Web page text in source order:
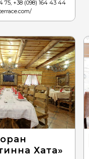
75, +38 (098) 164 43 44
Хата»